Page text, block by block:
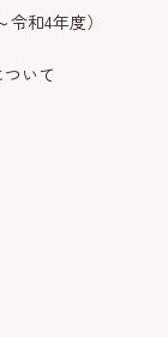
和4年度）
いて